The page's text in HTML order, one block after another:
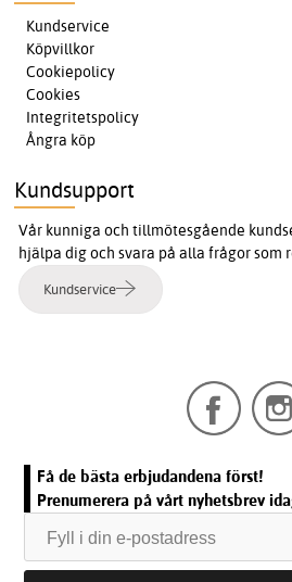
Kundservice
Köpvillkor
Cookiepolicy
Cookies
Integritetspolicy
Ångra köp
Kundsupport
Vår kunniga och tillmötesgående
hjälpa dig och svara på alla frågor som
Kundservice
Få de bästa erbjudandena först!
Prenumerera på vårt nyhetsbrev